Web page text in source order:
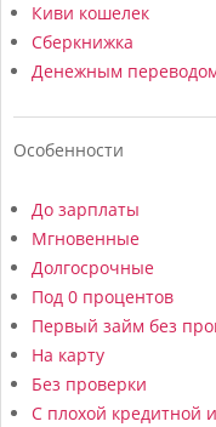
Киви кошелек
Сберкнижка
Денежным
Особенности
До зарплаты
Мгновенные
Долгосрочные
Под 0 процентов
Первый займ без
На карту
Без проверки
С плохой кредитной